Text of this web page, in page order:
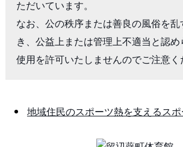
ただいています。
なお、公の秩序または善良の風俗を乱
き、公益上または管理上不適当と認め
使用を許可いたしませんのでご注意く
地域住民のスポーツ熱を支えるス